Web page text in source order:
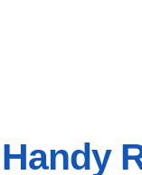
Handy